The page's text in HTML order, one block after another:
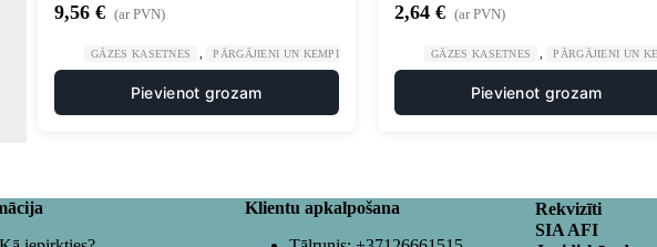
9,56 € (ar PVN)
GĀZES KASETNES PĀRGĀJIENI UN KEMPINGS SPORTS UN TŪRISMS
Pievienot grozam
2,64 € (ar PVN)
GĀZES KASETNES PĀRGĀJIENI UN
Pievienot grozam
Klientu apkalpošana
Rekvizīti
SIA AFI